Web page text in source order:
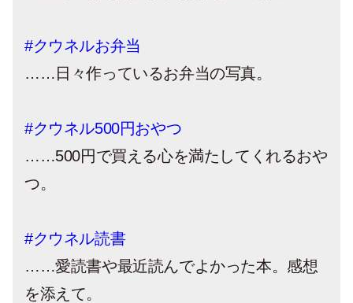
#クウネルお弁当
……日々作っているお弁当の写真。
#クウネル500円おやつ
……500円で買える心を満たしてくれるおや
つ。
#クウネル読書
……愛読書や最近読んでよかった本。感想
を添えて。